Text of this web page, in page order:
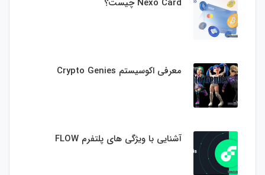
Nexo Card چیست؟
معرفی اکوسیستم Crypto Genies
آشنایی با ویژگی های پلتفرم FLOW